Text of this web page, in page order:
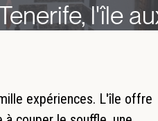
l'île
expériences. L'île offre